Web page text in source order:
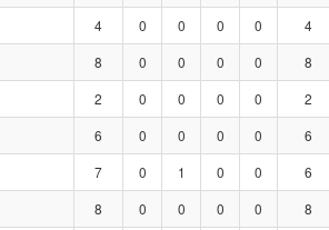
4 0 0 0 0 4
8 0 0 0 0 8
2 0 0 0 0 2
6 0 0 0 0 6
7 0 1 0 0 6
8 0 0 0 0 8